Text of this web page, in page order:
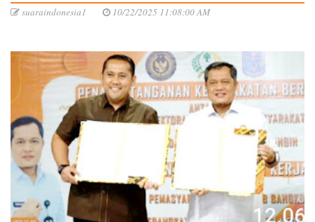
suaraindonesia1 10/22/2025 11:08:00 AM